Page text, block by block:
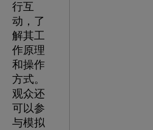
行互
动，了
解其工
作原理
和操作
方式。
观众还
可以参
与模拟